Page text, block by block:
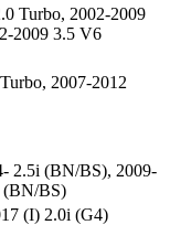
Turbo, 2002-2009
2009 3.5 V6
, 2007-2012
2.5i (BN/BS), 2009-
(BN/BS)
(I) 2.0i (G4)